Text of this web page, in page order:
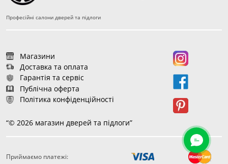
28
Професійні салони дверей та підлоги
Магазини
Доставка та оплата
Гарантія та сервіс
Публічна оферта
Політика конфіденційності
“© 2026 магазин дверей та підлоги”
Приймаємо платежі: